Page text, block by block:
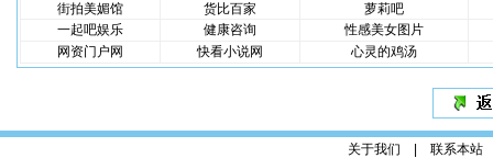
街拍美媚馆
货比百家
萝莉吧
一起吧娱乐
健康咨询
性感美女图片
网资门户网
快看小说网 心灵的鸡汤
关于我们 | 联系本站